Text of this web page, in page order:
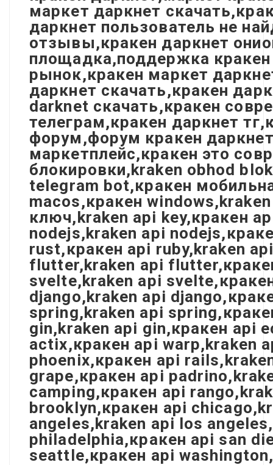
маркет даркнет
даркнет пользователь не
отзывы,кракен даркнет
площадка,поддержка кракен
рынок,кракен маркет
даркнет скачать,кракен
darknet скачать,кракен
телеграм,кракен даркнет
форум,форум кракен
маркетплейс,кракен это
блокировки,kraken obhod
telegram bot,кракен
macos,кракен
ключ,kraken api key,кракен
nodejs,kraken api
rust,кракен api ruby,kraken
flutter,kraken api
svelte,kraken api
django,kraken api
spring,kraken api
gin,kraken api gin,кракен api
actix,кракен api warp,kraken
phoenix,кракен api
grape,кракен api
camping,кракен api
brooklyn,кракен api
angeles,kraken api los
philadelphia,кракен api san
seattle,кракен api